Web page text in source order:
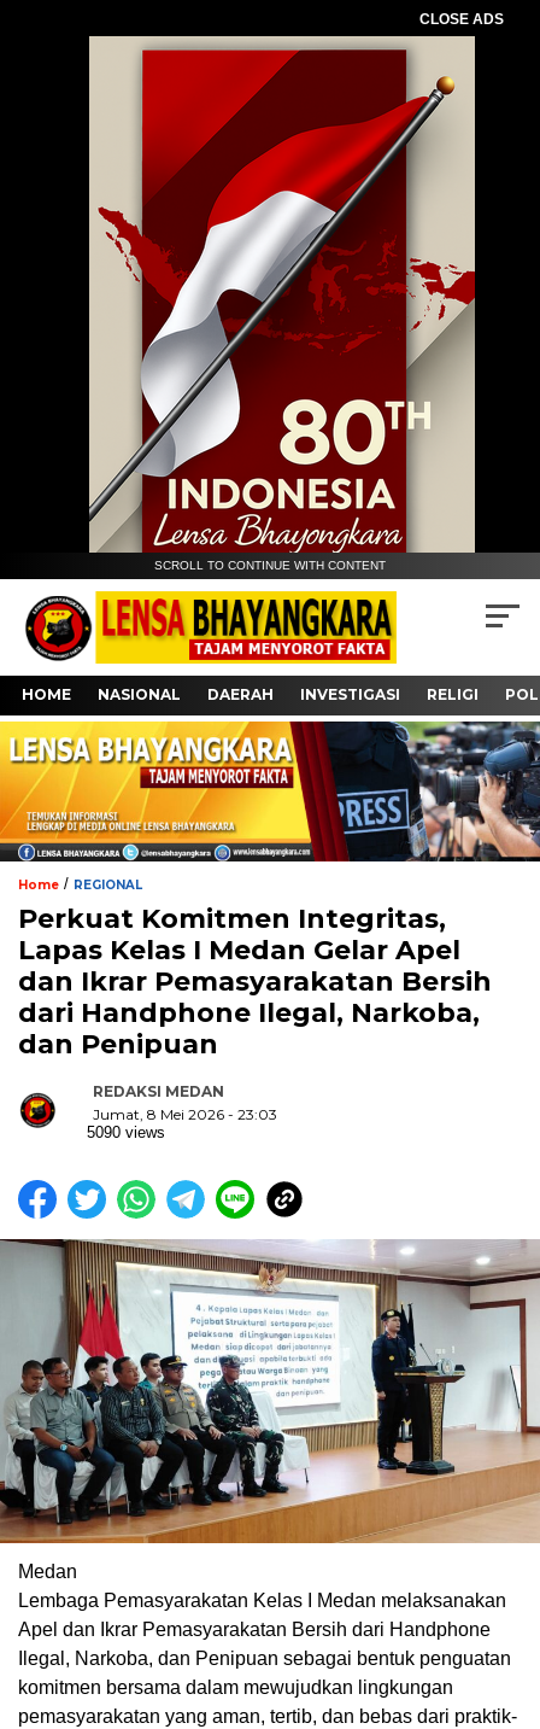
CLOSE ADS
SCROLL TO CONTINUE WITH CONTENT
HOME NASIONAL DAERAH INVESTIGASI RELIGI
Home / REGIONAL
Perkuat Komitmen Integritas,
Lapas Kelas I Medan Gelar Apel
dan Ikrar Pemasyarakatan Bersih
dari Handphone Ilegal, Narkoba,
dan Penipuan
REDAKSI MEDAN
Jumat, 8 Mei 2026 - 23:03
5090 views
Medan
Lembaga Pemasyarakatan Kelas I Medan melaksanakan
Apel dan Ikrar Pemasyarakatan Bersih dari Handphone
Ilegal, Narkoba, dan Penipuan sebagai bentuk penguatan
komitmen bersama dalam mewujudkan lingkungan
pemasyarakatan yang aman, tertib, dan bebas dari praktik-